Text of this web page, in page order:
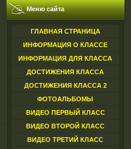
Меню сайта
ГЛАВНАЯ СТРАНИЦА
ИНФОРМАЦИЯ О КЛАССЕ
ИНФОРМАЦИЯ ДЛЯ КЛАССА
ДОСТИЖЕНИЯ КЛАССА
ДОСТИЖЕНИЯ КЛАССА 2
ФОТОАЛЬБОМЫ
ВИДЕО ПЕРВЫЙ КЛАСС
ВИДЕО ВТОРОЙ КЛАСС
ВИДЕО ТРЕТИЙ КЛАСС